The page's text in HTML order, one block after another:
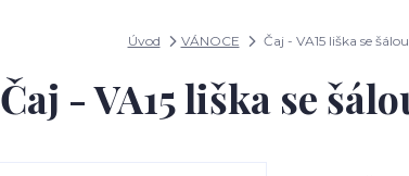
Úvod VÁNOCE Čaj - VA15 liška se
Čaj - VA15 liška se